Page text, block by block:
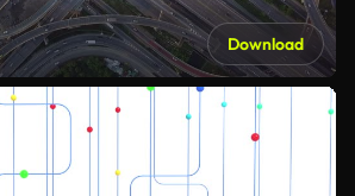
Download